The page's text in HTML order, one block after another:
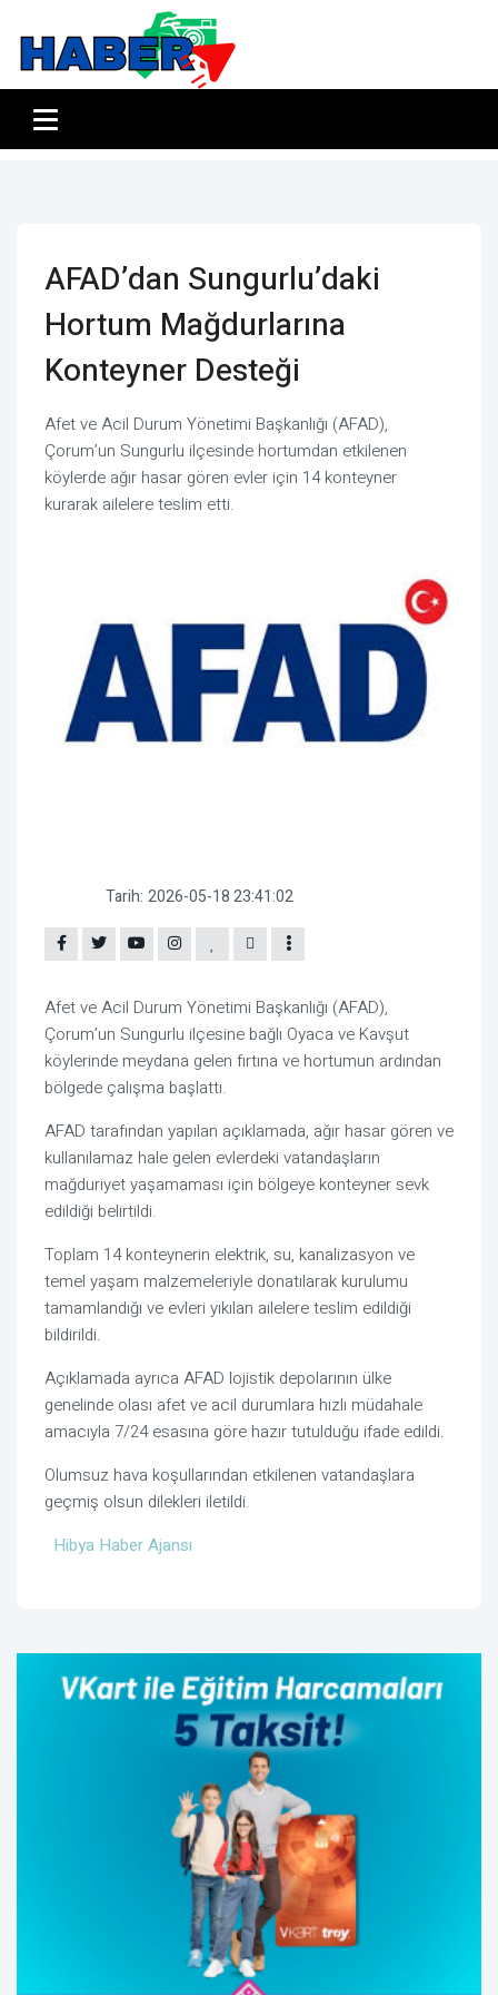
AFAD’dan Sungurlu’daki
Hortum Mağdurlarına
Konteyner Desteği
Afet ve Acil Durum Yönetimi Başkanlığı (AFAD),
Çorum’un Sungurlu ilçesinde hortumdan etkilenen
köylerde ağır hasar gören evler için 14 konteyner
kurarak ailelere teslim etti.
Tarih: 2026-05-18 23:41:02
Afet ve Acil Durum Yönetimi Başkanlığı (AFAD),
Çorum’un Sungurlu ilçesine bağlı Oyaca ve Kavşut
köylerinde meydana gelen fırtına ve hortumun ardından
bölgede çalışma başlattı.
AFAD tarafından yapılan açıklamada, ağır hasar gören ve
kullanılamaz hale gelen evlerdeki vatandaşların
mağduriyet yaşamaması için bölgeye konteyner sevk
edildiği belirtildi.
Toplam 14 konteynerin elektrik, su, kanalizasyon ve
temel yaşam malzemeleriyle donatılarak kurulumu
tamamlandığı ve evleri yıkılan ailelere teslim edildiği
bildirildi.
Açıklamada ayrıca AFAD lojistik depolarının ülke
genelinde olası afet ve acil durumlara hızlı müdahale
amacıyla 7/24 esasına göre hazır tutulduğu ifade edildi.
Olumsuz hava koşullarından etkilenen vatandaşlara
geçmiş olsun dilekleri iletildi.
Hibya Haber Ajansı